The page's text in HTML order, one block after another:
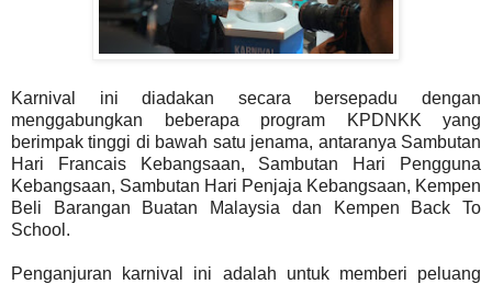
Karnival ini diadakan secara bersepadu dengan
menggabungkan beberapa program KPDNKK yang
berimpak tinggi di bawah satu jenama, antaranya Sambutan
Hari Francais Kebangsaan, Sambutan Hari Pengguna
Kebangsaan, Sambutan Hari Penjaja Kebangsaan, Kempen
Beli Barangan Buatan Malaysia dan Kempen Back To
School.
Penganjuran karnival ini adalah untuk memberi peluang